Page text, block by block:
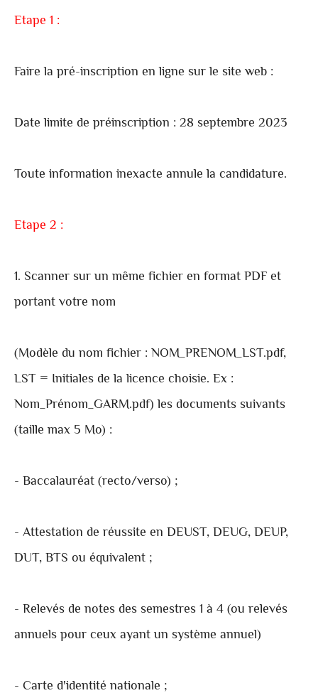
Etape 1 :
Faire la pré-inscription en ligne sur le site web :
Date limite de préinscription : 28 septembre 2023
Toute information inexacte annule la candidature.
Etape 2 :
1. Scanner sur un même fichier en format PDF et
portant votre nom
(Modèle du nom fichier : NOM_PRENOM_LST.pdf,
LST = Initiales de la licence choisie. Ex :
Nom_Prénom_GARM.pdf) les documents suivants
(taille max 5 Mo) :
- Baccalauréat (recto/verso) ;
- Attestation de réussite en DEUST, DEUG, DEUP,
DUT, BTS ou équivalent ;
- Relevés de notes des semestres 1 à 4 (ou relevés
annuels pour ceux ayant un système annuel)
- Carte d'identité nationale ;